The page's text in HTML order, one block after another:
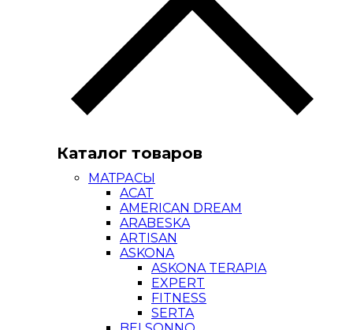
Каталог товаров
МАТРАСЫ
ACAT
AMERICAN DREAM
ARABESKA
ARTISAN
ASKONA
ASKONA TERAPIA
EXPERT
FITNESS
SERTA